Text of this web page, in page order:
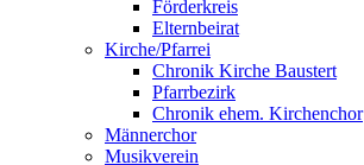
Förderkreis
Elternbeirat
Kirche/Pfarrei
Chronik Kirche Baustert
Pfarrbezirk
Chronik ehem. Kirchenchor
Männerchor
Musikverein